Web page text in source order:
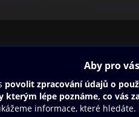
Dárkový poukaz
Nápověda